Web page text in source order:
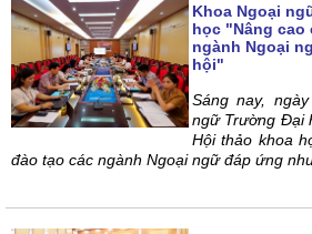
Khoa Ngoại
học "Nâng
ngành Ngoại
hội"
Sáng nay,
ngữ Trường Đại
Hội thảo khoa
đào tạo các ngành Ngoại ngữ đáp ứng